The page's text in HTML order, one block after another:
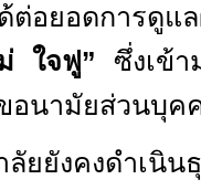
อยอดการดูแ
ใจฟู” ซึ่งเข้า
อนามัยส่วนบุค
ยังคงดำเนินธุ